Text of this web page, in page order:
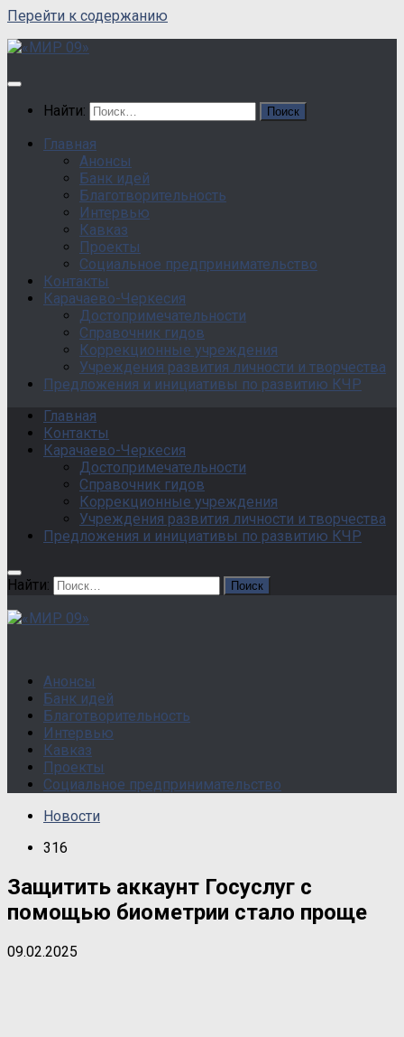
Перейти к содержанию
Найти:
Главная
Анонсы
Банк идей
Благотворительность
Интервью
Кавказ
Проекты
Социальное предпринимательство
Контакты
Карачаево-Черкесия
Достопримечательности
Справочник гидов
Коррекционные учреждения
Учреждения развития личности и творчества
Предложения и инициативы по развитию КЧР
Главная
Контакты
Карачаево-Черкесия
Достопримечательности
Справочник гидов
Коррекционные учреждения
Учреждения развития личности и творчества
Предложения и инициативы по развитию КЧР
Найти:
Анонсы
Банк идей
Благотворительность
Интервью
Кавказ
Проекты
Социальное предпринимательство
Новости
316
Защитить аккаунт Госуслуг с
помощью биометрии стало проще
09.02.2025